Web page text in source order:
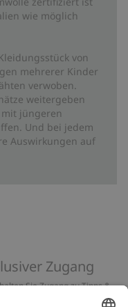
wie möglich
von
mehrerer Kinder
verwoben.
weitergeben
jüngeren
Und bei jedem
Auswirkungen auf
Zugang
Sie Zugang zu Tipps &